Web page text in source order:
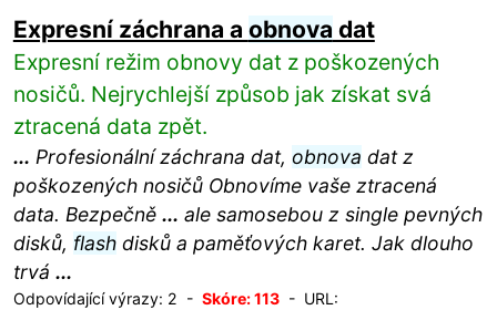
Expresní záchrana a obnova dat
Expresní režim obnovy dat z poškozených
nosičů. Nejrychlejší způsob jak získat svá
ztracená data zpět.
... Profesionální záchrana dat, obnova dat z
poškozených nosičů Obnovíme vaše ztracená
data. Bezpečně ... ale samosebou z single pevných
disků, flashdisků a paměťových karet. Jak dlouho
trvá ...
Odpovídající výrazy: 2 - Skóre: 113- URL: